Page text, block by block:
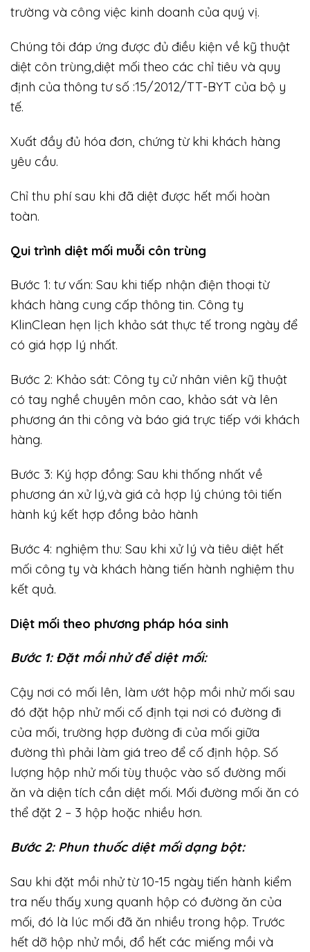
trường và công việc kinh doanh của quý vị.
Chúng tôi đáp ứng được đủ điều kiện về kỹ thuật
diệt côn trùng,diệt mối theo các chỉ tiêu và quy
định của thông tư số :15/2012/TT-BYT của bộ y
tế.
Xuất đầy đủ hóa đơn, chứng từ khi khách hàng
yêu cầu.
Chỉ thu phí sau khi đã diệt được hết mối hoàn
toàn.
Qui trình diệt mối muỗi côn trùng
Bước 1: tư vấn: Sau khi tiếp nhận điện thoại từ
khách hàng cung cấp thông tin. Công ty
KlinClean hẹn lịch khảo sát thực tế trong ngày để
có giá hợp lý nhất.
Bước 2: Khảo sát: Công ty cử nhân viên kỹ thuật
có tay nghề chuyên môn cao, khảo sát và lên
phương án thi công và báo giá trực tiếp với khách
hàng.
Bước 3: Ký hợp đồng: Sau khi thống nhất về
phương án xử lý,và giá cả hợp lý chúng tôi tiến
hành ký kết hợp đồng bảo hành
Bước 4: nghiệm thu: Sau khi xử lý và tiêu diệt hết
mối công ty và khách hàng tiến hành nghiệm thu
kết quả.
Diệt mối theo phương pháp hóa sinh
Bước 1: Đặt mồi nhử để diệt mối:
Cậy nơi có mối lên, làm ướt hộp mồi nhử mối sau
đó đặt hộp nhử mối cố định tại nơi có đường đi
của mối, trường hợp đường đi của mối giữa
đường thì phải làm giá treo để cố định hộp. Số
lượng hộp nhử mối tùy thuộc vào số đường mối
ăn và diện tích cần diệt mối. Mối đường mối ăn có
thể đặt 2 – 3 hộp hoặc nhiều hơn.
Bước 2: Phun thuốc diệt mối dạng bột:
Sau khi đặt mồi nhử từ 10-15 ngày tiến hành kiểm
tra nếu thấy xung quanh hộp có đường ăn của
mối, đó là lúc mối đã ăn nhiều trong hộp. Trước
hết dỡ hộp nhử mồi, đổ hết các miếng mồi và